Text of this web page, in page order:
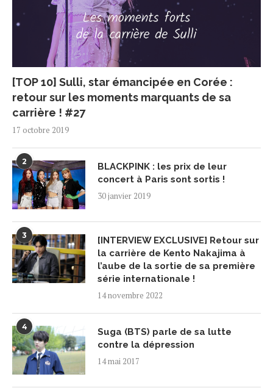
[TOP 10] Sulli, star émancipée en Corée :
retour sur les moments marquants de sa
carrière ! #27
17 octobre 2019
2
BLACKPINK : les prix de leur
concert à Paris sont sortis !
30 janvier 2019
3
[INTERVIEW EXCLUSIVE] Retour sur
la carrière de Kento Nakajima à
l’aube de la sortie de sa première
série internationale !
14 novembre 2022
4
Suga (BTS) parle de sa lutte
contre la dépression
14 mai 2017